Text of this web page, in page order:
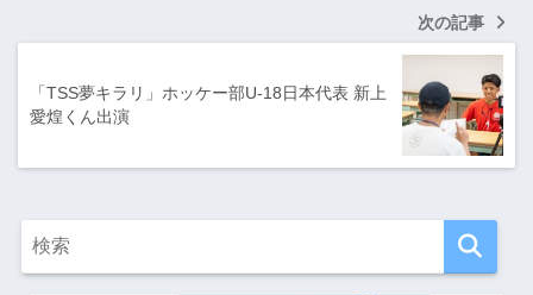
次の記事
「TSS夢キラリ」ホッケー部U-18日本代表 新上
愛煌くん出演